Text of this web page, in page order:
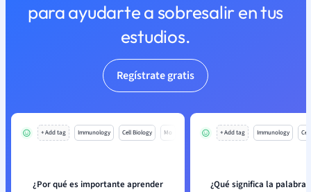
para ayudarte a sobresalir en tus
estudios.
Regístrate gratis
+ Add tag Immunology Cell Biology Mo
¿Por qué es importante aprender
+ Add tag Immunology
¿Qué significa la palabra